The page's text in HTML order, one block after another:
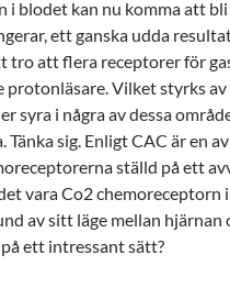
i blodet kan nu komma att
ett ganska udda
tro att flera receptorer för
protonläsare. Vilket styrks
syra i några av dessa
sig. Enligt CAC är en
ställd på ett
vara Co2 chemoreceptorn
av sitt läge mellan hjärnan
ett intressant sätt?